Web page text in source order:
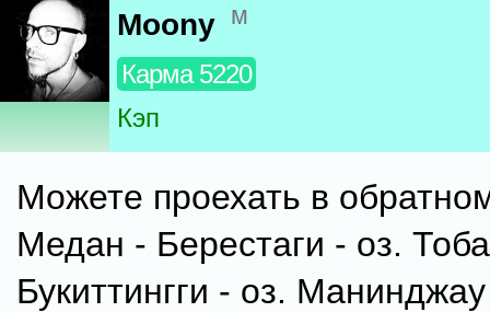
Moony м
Карма 5220
Кэп
Можете проехать в
Медан - Берестаги - оз.
Букиттингги - оз.